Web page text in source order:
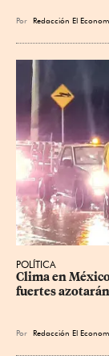
Por Redacción El
POLÍTICA
Clima en
fuertes
Por Redacción El